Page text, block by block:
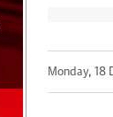
Monday, 18